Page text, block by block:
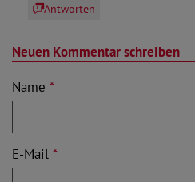
Antworten
Neuen Kommentar schreiben
Name *
E-Mail *